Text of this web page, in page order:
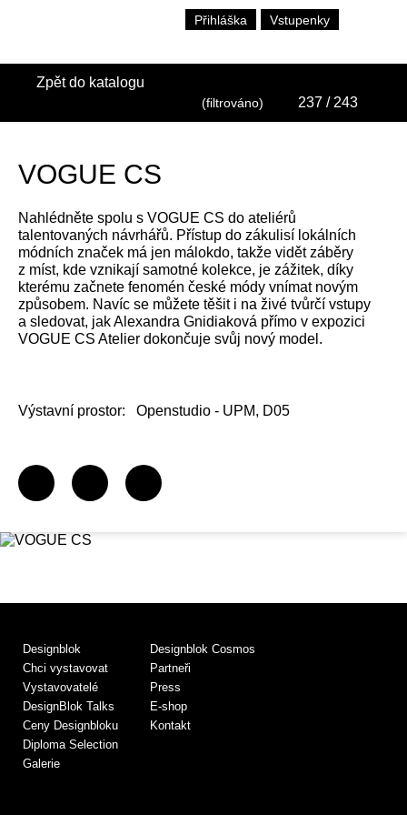
Přihláška Vstupenky
Zpět do katalogu
(filtrováno) 237 / 243
VOGUE CS
Nahlédněte spolu s VOGUE CS do ateliérů
talentovaných návrhářů. Přístup do zákulisí lokálních
módních značek má jen málokdo, takže vidět záběry
z míst, kde vznikají samotné kolekce, je zážitek, díky
kterému začnete fenomén české módy vnímat novým
způsobem. Navíc se můžete těšit i na živé tvůrčí vstupy
a sledovat, jak Alexandra Gnidiaková přímo v expozici
VOGUE CS Atelier dokončuje svůj nový model.
Výstavní prostor: Openstudio - UPM, D05
Designblok
Chci vystavovat
Vystavovatelé
DesignBlok Talks
Ceny Designbloku
Diploma Selection
Galerie
Designblok Cosmos
Partneři
Press
E-shop
Kontakt